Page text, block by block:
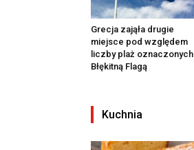
Grecja zająła drugie
miejsce pod względem
liczby plaż oznaczonych
Błękitną Flagą
Kuchnia